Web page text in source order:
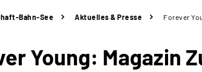
Bahn-See Aktuelles & Presse Forever
Young: Magazin